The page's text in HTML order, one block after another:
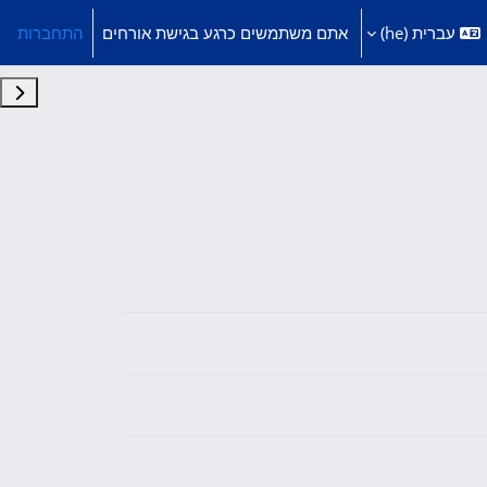
עברית ‎(he)‎ אתם משתמשים כרגע בגישת אורחים התחברות